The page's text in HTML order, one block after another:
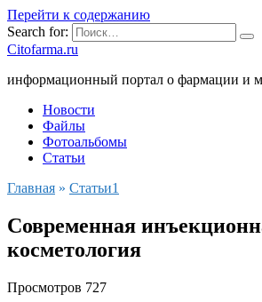
Перейти к содержанию
Search for:
Citofarma.ru
информационный портал о фармации и
Новости
Файлы
Фотоальбомы
Статьи
Главная » Cтатьи1
Современная
косметология
Просмотров 727